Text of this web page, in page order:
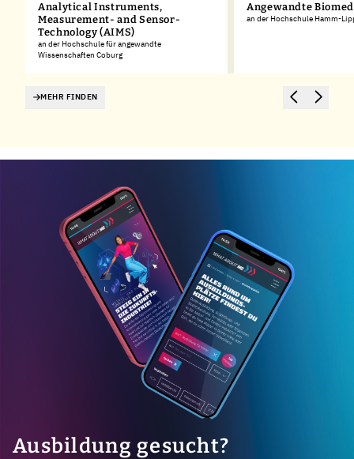
Analytical Instruments,
Measurement- and Sensor-
Technology (AIMS)
an der Hochschule für angewandte
Wissenschaften Coburg
Angewandte
an der Hochschule Hamm-
MEHR FINDEN
Ausbildung gesucht?